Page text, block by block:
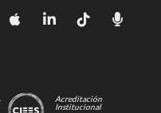
Acreditación
Institucional